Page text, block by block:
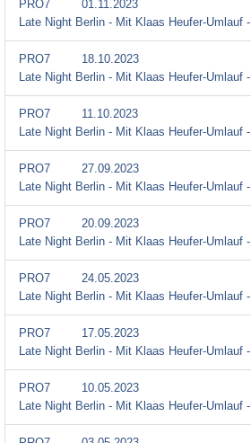
PRO7
01.11.2023
Late Night Berlin - Mit Klaas Heufer-Umlauf -
PRO7
18.10.2023
Late Night Berlin - Mit Klaas Heufer-Umlauf -
PRO7
11.10.2023
Late Night Berlin - Mit Klaas Heufer-Umlauf -
PRO7
27.09.2023
Late Night Berlin - Mit Klaas Heufer-Umlauf -
PRO7
20.09.2023
Late Night Berlin - Mit Klaas Heufer-Umlauf -
PRO7
24.05.2023
Late Night Berlin - Mit Klaas Heufer-Umlauf -
PRO7
17.05.2023
Late Night Berlin - Mit Klaas Heufer-Umlauf -
PRO7
10.05.2023
Late Night Berlin - Mit Klaas Heufer-Umlauf -